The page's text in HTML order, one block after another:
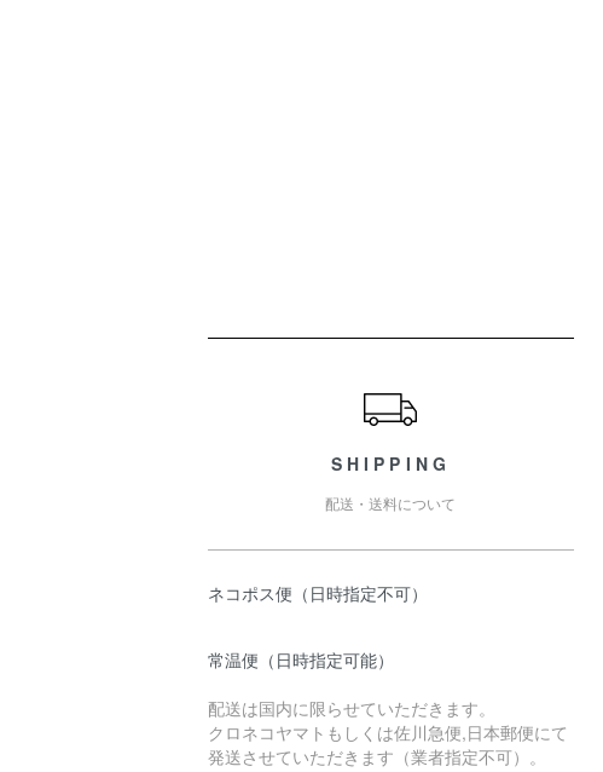
SHIPPING
配送・送料について
ネコポス便（日時指定不可）
常温便（日時指定可能）
配送は国内に限らせていただきます。
クロネコヤマトもしくは佐川急便,日本郵便にて
発送させていただきます（業者指定不可）。